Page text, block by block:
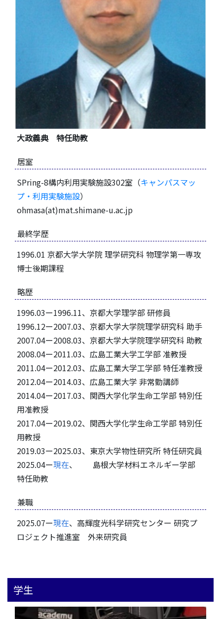
大政義典 特任助教
居室
SPring-8構内利用実験施設302室（キャンパスマッ
プ・利用実験施設）
ohmasa(at)mat.shimane-u.ac.jp
最終学歴
1996.01 京都大学大学院 理学研究科 物理学第一専攻
博士後期課程
略歴
1996.03ー1996.11、京都大学理学部 研修員
1996.12ー2007.03、京都大学大学院理学研究科 助手
2007.04ー2008.03、京都大学大学院理学研究科 助教
2008.04ー2011.03、広島工業大学工学部 准教授
2011.04ー2012.03、広島工業大学工学部 特任准教授
2012.04ー2014.03、広島工業大学 非常勤講師
2014.04ー2017.03、関西大学化学生命工学部 特別任
用准教授
2017.04ー2019.02、関西大学化学生命工学部 特別任
用教授
2019.03ー2025.03、東京大学物性研究所 特任研究員
2025.04ー現在、 島根大学材料エネルギー学部
特任助教
兼職
2025.07ー現在、高輝度光科学研究センター 研究プ
ロジェクト推進室 外来研究員
学生